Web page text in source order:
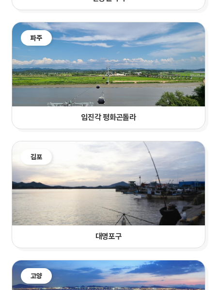
파주
임진각 평화곤돌라
김포
대명포구
고양